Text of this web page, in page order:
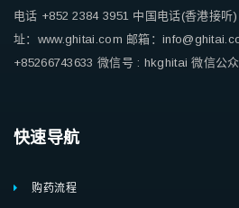
电话 +852 2384 3951 中国电话(香港接听
址：www.ghitai.com 邮箱：
+85266743633 微信号 : hkghitai 微信公
快速导航
购药流程